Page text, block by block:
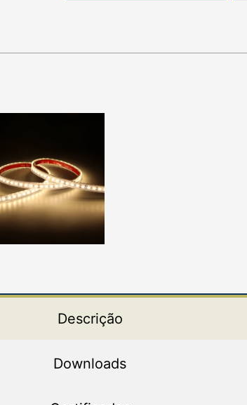
Descrição
Downloads